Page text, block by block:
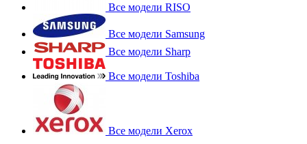
Все модели RISO
Все модели Samsung
Все модели Sharp
Все модели Toshiba
Все модели Xerox